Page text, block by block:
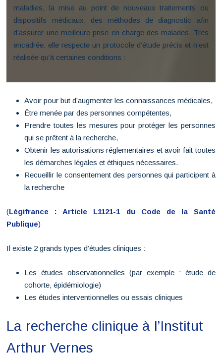
maladies, la mise au point de nouveaux traitements ou
dispositifs médicaux, des méthodes de diagnostic afin
d’assurer une meilleure prise en charge des malades. Très
encadrée, elle respecte un protocole d’étude précis et n’est
réalisée qu’à certaines conditions :
Avoir pour but d’augmenter les connaissances médicales,
Être menée par des personnes compétentes,
Prendre toutes les mesures pour protéger les personnes
qui se prêtent à la recherche,
Obtenir les autorisations réglementaires et avoir fait toutes
les démarches légales et éthiques nécessaires.
Recueillir le consentement des personnes qui participent à
la recherche
(Légifrance : Article L1121-1 du Code de la Santé
Publique)
Il existe 2 grands types d’études cliniques :
Les études observationnelles (par exemple : étude de
cohorte, épidémiologie)
Les études interventionnelles ou essais cliniques
La recherche clinique à l’Institut
Arthur Vernes